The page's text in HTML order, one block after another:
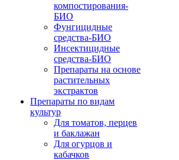
компостирования-
БИО
Фунгицидные
средства-БИО
Инсектицидные
средства-БИО
Препараты на основе
растительных
экстрактов
Препараты по видам
культур
Для томатов, перцев
и баклажан
Для огурцов и
кабачков